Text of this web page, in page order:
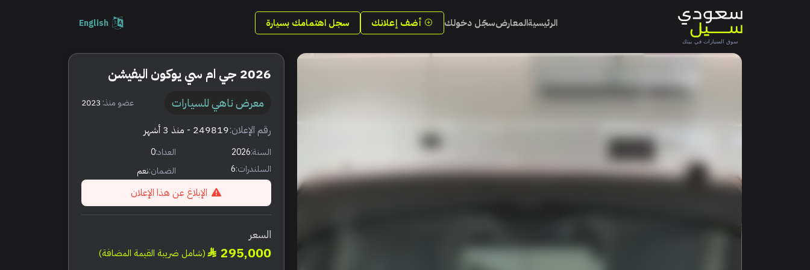
الرئيسيةالمعارضسجّل دخولك أضف إعلانك سجل اهتمامك بسيارة English
2026 جي ام سي يوكون اليفيشن
معرض ناهي للسيارات عضو منذ: 2023
رقم الإعلان:249819 - منذ 3 أشهر
السنة:2026 العداد:0
السلندرات:6 الضمان:نعم
الإبلاغ عن هذا الإعلان
السعر
295,000 (شامل ضريبة القيمة المضافة)